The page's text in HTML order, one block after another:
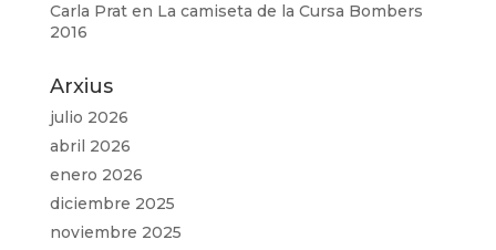
Carla Praten La camiseta de la Cursa Bombers
2016
Arxius
julio 2026
abril 2026
enero 2026
diciembre 2025
noviembre 2025